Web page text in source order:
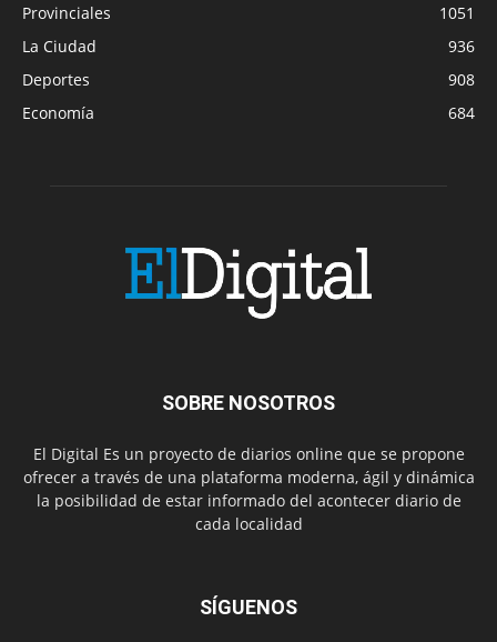
Provinciales
1051
La Ciudad
936
Deportes
908
Economía
684
SOBRE NOSOTROS
El Digital Es un proyecto de diarios online que se propone
ofrecer a través de una plataforma moderna, ágil y dinámica
la posibilidad de estar informado del acontecer diario de
cada localidad
SÍGUENOS